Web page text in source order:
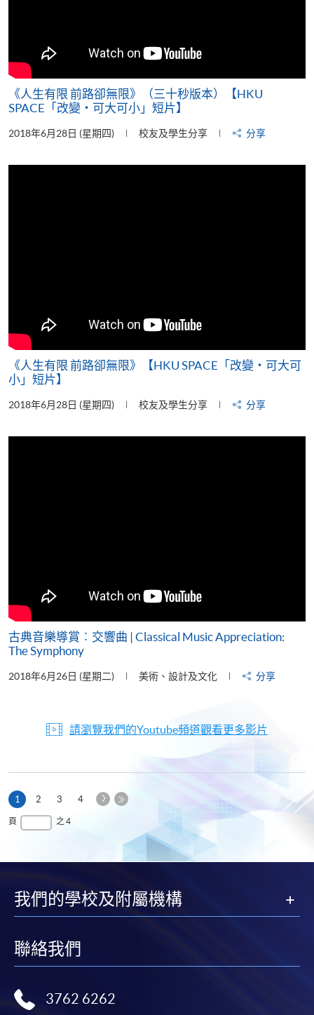
《人生有限 前路卻無限》（三十秒版本）【HKU
SPACE「改變‧可大可小」短片】
2018年6月28日 (星期四) 校友及學生分享 分享
《人生有限 前路卻無限》【HKU SPACE「改變‧可大可
小」短片】
2018年6月28日 (星期四) 校友及學生分享 分享
古典音樂導賞︰交響曲 | Classical Music Appreciation:
The Symphony
2018年6月26日 (星期二) 美術、設計及文化 分享
請瀏覽我們的Youtube頻道觀看更多影片
1 本
頁
2 3 4
下
一
頁 之 4
我們的學校及附屬機構
聯絡我們
3762 6262